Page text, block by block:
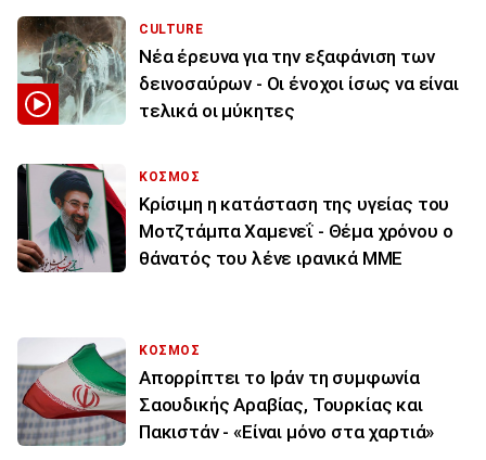
CULTURE
Νέα έρευνα για την εξαφάνιση των
δεινοσαύρων - Οι ένοχοι ίσως να είναι
τελικά οι μύκητες
ΚΟΣΜΟΣ
Κρίσιμη η κατάσταση της υγείας του
Μοτζτάμπα Χαμενεΐ - Θέμα χρόνου ο
θάνατός του λένε ιρανικά ΜΜΕ
ΚΟΣΜΟΣ
Απορρίπτει το Ιράν τη συμφωνία
Σαουδικής Αραβίας, Τουρκίας και
Πακιστάν - «Είναι μόνο στα χαρτιά»